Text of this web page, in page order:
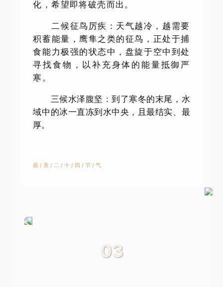
化，希望即将破壳而出。
二候征鸟厉疾：天气越冷，越需要
积蓄能量，鹰隼之类的征鸟，正处于捕
食能力极强的状态中，盘旋于空中到处
寻找食物，以补充身体的能量抵御严
寒。
三候水泽腹坚：到了寒冬的末尾，水
域中的冰一直冻到水中央，且最结实、最
厚。
最 / 美 / 二 / 十 / 四 / 节 / 气
03